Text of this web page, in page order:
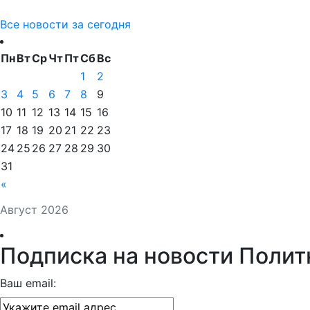
Все новости за сегодня
Август 2026
ПнВтСрЧтПтСбВс
«
1
2
3
4 5 6 7 8
9
10 11 12 13 14 15 16
17 18 19 20 21 22 23
24 25 26 27 28 29 30
31
Подписка на новости
Ваш email: